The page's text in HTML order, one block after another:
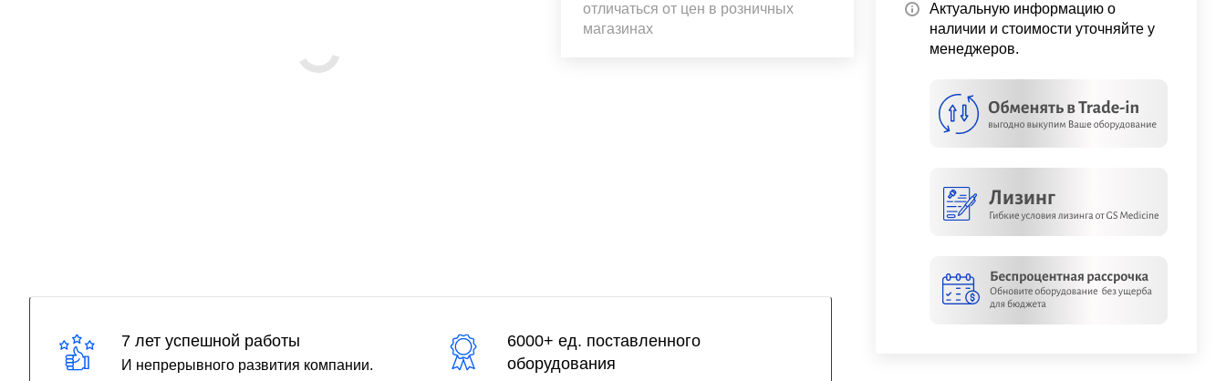
Актуальную информацию о
наличии и стоимости уточняйте у
менеджеров.
отличаться от цен в розничных
магазинах
7 лет успешной работы
И непрерывного развития компании.
6000+ ед. поставленного
оборудования